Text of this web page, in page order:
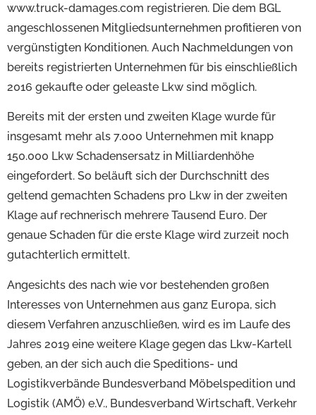
www.truck-damages.com registrieren. Die dem BGL
angeschlossenen Mitgliedsunternehmen profitieren von
vergünstigten Konditionen. Auch Nachmeldungen von
bereits registrierten Unternehmen für bis einschließlich
2016 gekaufte oder geleaste Lkw sind möglich.
Bereits mit der ersten und zweiten Klage wurde für
insgesamt mehr als 7.000 Unternehmen mit knapp
150.000 Lkw Schadensersatz in Milliardenhöhe
eingefordert. So beläuft sich der Durchschnitt des
geltend gemachten Schadens pro Lkw in der zweiten
Klage auf rechnerisch mehrere Tausend Euro. Der
genaue Schaden für die erste Klage wird zurzeit noch
gutachterlich ermittelt.
Angesichts des nach wie vor bestehenden großen
Interesses von Unternehmen aus ganz Europa, sich
diesem Verfahren anzuschließen, wird es im Laufe des
Jahres 2019 eine weitere Klage gegen das Lkw-Kartell
geben, an der sich auch die Speditions- und
Logistikverbände Bundesverband Möbelspedition und
Logistik (AMÖ) e.V., Bundesverband Wirtschaft, Verkehr